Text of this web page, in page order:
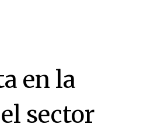
en la
sector